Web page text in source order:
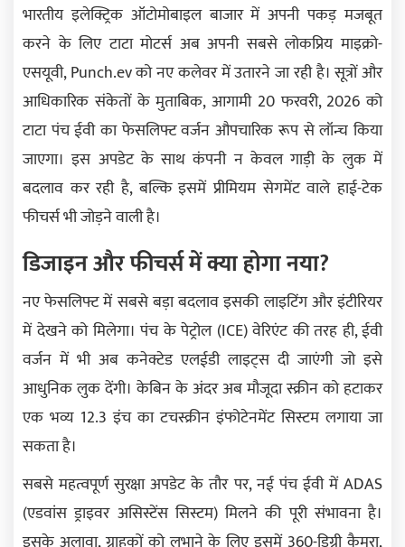
भारतीय इलेक्ट्रिक ऑटोमोबाइल बाजार में अपनी पकड़ मजबूत
करने के लिए टाटा मोटर्स अब अपनी सबसे लोकप्रिय माइक्रो-
एसयूवी, Punch.ev को नए कलेवर में उतारने जा रही है। सूत्रों और
आधिकारिक संकेतों के मुताबिक, आगामी 20 फरवरी, 2026 को
टाटा पंच ईवी का फेसलिफ्ट वर्जन औपचारिक रूप से लॉन्च किया
जाएगा। इस अपडेट के साथ कंपनी न केवल गाड़ी के लुक में
बदलाव कर रही है, बल्कि इसमें प्रीमियम सेगमेंट वाले हाई-टेक
फीचर्स भी जोड़ने वाली है।
डिजाइन और फीचर्स में क्या होगा नया?
नए फेसलिफ्ट में सबसे बड़ा बदलाव इसकी लाइटिंग और इंटीरियर
में देखने को मिलेगा। पंच के पेट्रोल (ICE) वेरिएंट की तरह ही, ईवी
वर्जन में भी अब कनेक्टेड एलईडी लाइट्स दी जाएंगी जो इसे
आधुनिक लुक देंगी। केबिन के अंदर अब मौजूदा स्क्रीन को हटाकर
एक भव्य 12.3 इंच का टचस्क्रीन इंफोटेनमेंट सिस्टम लगाया जा
सकता है।
सबसे महत्वपूर्ण सुरक्षा अपडेट के तौर पर, नई पंच ईवी में ADAS
(एडवांस ड्राइवर असिस्टेंस सिस्टम) मिलने की पूरी संभावना है।